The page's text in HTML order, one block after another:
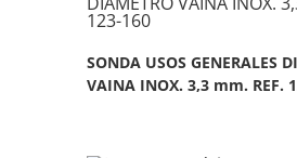
SONDA USOS GENERALES
VAINA INOX. 3,3 mm. REF.